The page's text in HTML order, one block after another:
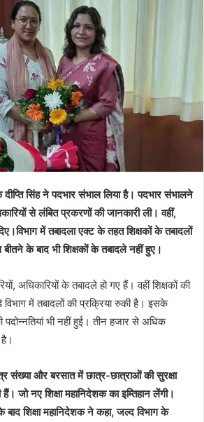
दीप्ति सिंह ने पदभार संभाल लिया है। पदभार संभालने
से लंबित प्रकरणों की जानकारी ली। वहीं,
में तबादला एक्ट के तहत शिक्षकों के तबादलों
के बाद भी शिक्षकों के तबादले नहीं हुए।
अधिकारियों के तबादले हो गए हैं। वहीं शिक्षकों की
में तबादलों की प्रक्रिया रुकी है। इसके
भी नहीं हुई। तीन हजार से अधिक
संख्या और बरसात में छात्र-छात्राओं की सुरक्षा
जो नए शिक्षा महानिदेशक का इम्तिहान लेंगी।
शिक्षा महानिदेशक ने कहा, जल्द विभाग के